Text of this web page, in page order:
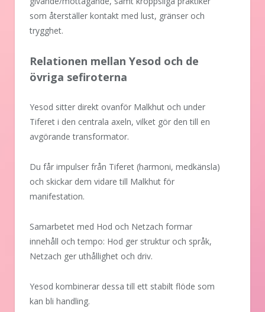
som återställer kontakt med lust, gränser och
trygghet.
Relationen mellan Yesod och de
övriga sefiroterna
Yesod sitter direkt ovanför Malkhut och under
Tiferet i den centrala axeln, vilket gör den till en
avgörande transformator.
Du får impulser från Tiferet (harmoni, medkänsla)
och skickar dem vidare till Malkhut för
manifestation.
Samarbetet med Hod och Netzach formar
innehåll och tempo: Hod ger struktur och språk,
Netzach ger uthållighet och driv.
Yesod kombinerar dessa till ett stabilt flöde som
kan bli handling.